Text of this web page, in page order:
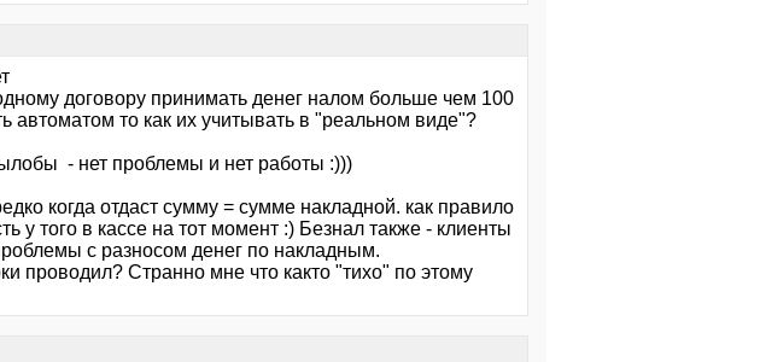
договору принимать денег налом больше чем 100
автоматом то как их учитывать в "реальном виде"?
- нет проблемы и нет работы :)))
когда отдаст сумму = сумме накладной. как правило
у того в кассе на тот момент :) Безнал также - клиенты
с разносом денег по накладным.
проводил? Странно мне что както "тихо" по этому